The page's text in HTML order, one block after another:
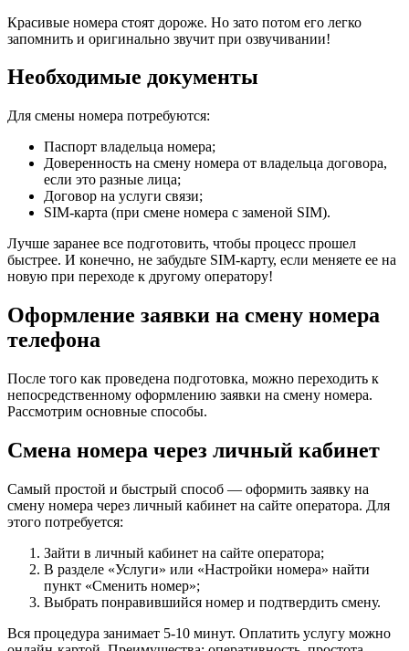
Красивые номера стоят дороже. Но зато потом его легко
запомнить и оригинально звучит при озвучивании!
Необходимые документы
Для смены номера потребуются:
Паспорт владельца номера;
Доверенность на смену номера от владельца договора,
если это разные лица;
Договор на услуги связи;
SIM-карта (при смене номера с заменой SIM).
Лучше заранее все подготовить, чтобы процесс прошел
быстрее. И конечно, не забудьте SIM-карту, если меняете ее на
новую при переходе к другому оператору!
Оформление заявки на смену номера
телефона
После того как проведена подготовка, можно переходить к
непосредственному оформлению заявки на смену номера.
Рассмотрим основные способы.
Смена номера через личный кабинет
Самый простой и быстрый способ — оформить заявку на
смену номера через личный кабинет на сайте оператора. Для
этого потребуется:
Зайти в личный кабинет на сайте оператора;
В разделе «Услуги» или «Настройки номера» найти
пункт «Сменить номер»;
Выбрать понравившийся номер и подтвердить смену.
Вся процедура занимает 5-10 минут. Оплатить услугу можно